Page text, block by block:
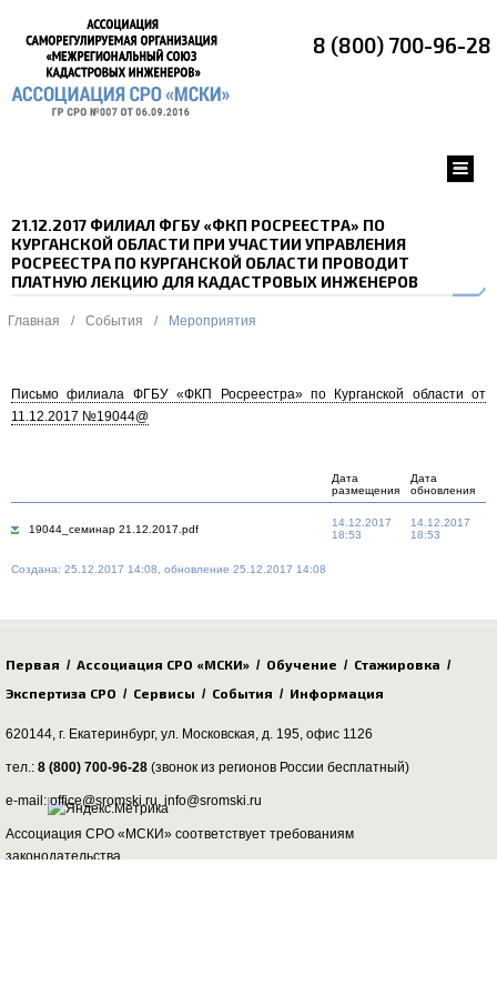
8 (800) 700-96-28
21.12.2017 ФИЛИАЛ ФГБУ «ФКП РОСРЕЕСТРА» ПО
КУРГАНСКОЙ ОБЛАСТИ ПРИ УЧАСТИИ УПРАВЛЕНИЯ
РОСРЕЕСТРА ПО КУРГАНСКОЙ ОБЛАСТИ ПРОВОДИТ
ПЛАТНУЮ ЛЕКЦИЮ ДЛЯ КАДАСТРОВЫХ ИНЖЕНЕРОВ
Главная / События / Мероприятия
Письмо филиала ФГБУ «ФКП Росреестра» по Курганской области от
11.12.2017 №19044@
Дата
размещения
Дата
обновления
19044_семинар 21.12.2017.pdf
14.12.2017
18:53
14.12.2017
18:53
Создана: 25.12.2017 14:08, обновление 25.12.2017 14:08
Первая / Ассоциация СРО «МСКИ» / Обучение / Стажировка /
Экспертиза СРО / Сервисы / События / Информация
620144, г. Екатеринбург, ул. Московская, д. 195, офис 1126
тел.: 8 (800) 700-96-28 (звонок из регионов России бесплатный)
e-mail: office@sromski.ru, info@sromski.ru
Ассоциация СРО «МСКИ» соответствует требованиям
законодательства